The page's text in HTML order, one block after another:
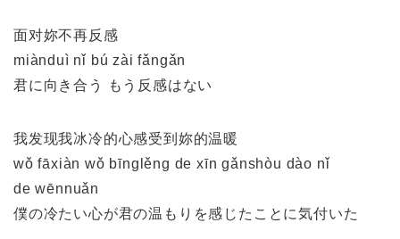
面对妳不再反感
miànduì nǐ bú zài fǎngǎn
君に向き合う もう反感はない
我发现我冰冷的心感受到妳的温暖
wǒ fāxiàn wǒ bīnglěng de xīn gǎnshòu dào nǐ
de wēnnuǎn
僕の冷たい心が君の温もりを感じたことに気付いた